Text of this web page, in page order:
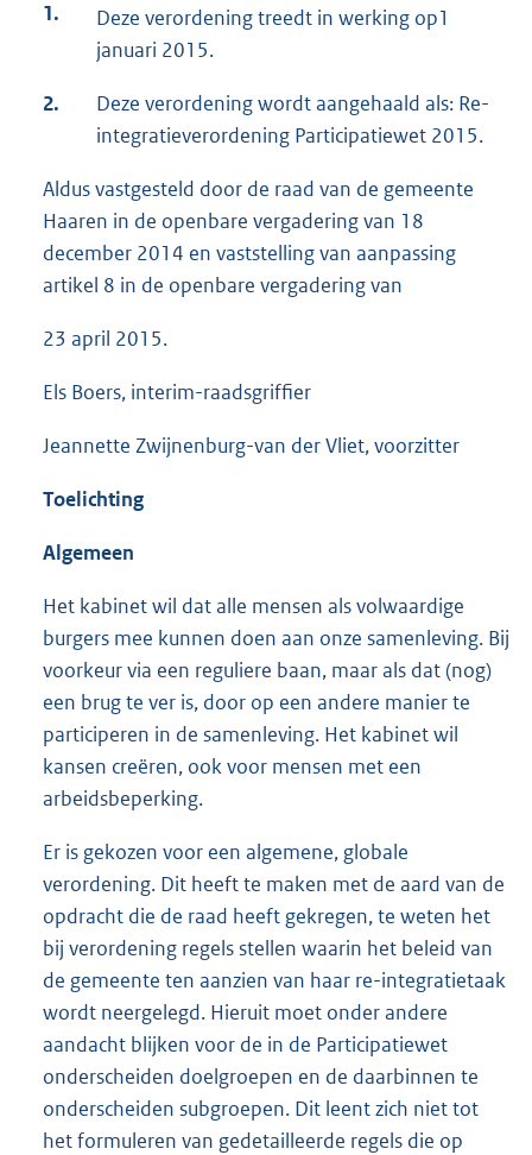
1. Deze verordening treedt in werking op1
januari 2015.
2.
Deze verordening wordt aangehaald als: Re-
integratieverordening Participatiewet 2015.
Aldus vastgesteld door de raad van de gemeente
Haaren in de openbare vergadering van 18
december 2014 en vaststelling van aanpassing
artikel 8 in de openbare vergadering van
23 april 2015.
Els Boers, interim-raadsgriffier
Jeannette Zwijnenburg-van der Vliet, voorzitter
Toelichting
Algemeen
Het kabinet wil dat alle mensen als volwaardige
burgers mee kunnen doen aan onze samenleving. Bij
voorkeur via een reguliere baan, maar als dat (nog)
een brug te ver is, door op een andere manier te
participeren in de samenleving. Het kabinet wil
kansen creëren, ook voor mensen met een
arbeidsbeperking.
Er is gekozen voor een algemene, globale
verordening. Dit heeft te maken met de aard van de
opdracht die de raad heeft gekregen, te weten het
bij verordening regels stellen waarin het beleid van
de gemeente ten aanzien van haar re-integratietaak
wordt neergelegd. Hieruit moet onder andere
aandacht blijken voor de in de Participatiewet
onderscheiden doelgroepen en de daarbinnen te
onderscheiden subgroepen. Dit leent zich niet tot
het formuleren van gedetailleerde regels die op